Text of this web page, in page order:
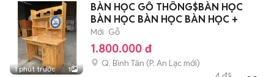
1 phút trước 1
BÀN HỌC GỖ THÔNG$BÀN HỌC
BÀN HỌC BÀN HỌC BÀN HỌC +
Mới Gỗ
1.800.000 đ
Q. Bình Tân (P. An Lạc mới)